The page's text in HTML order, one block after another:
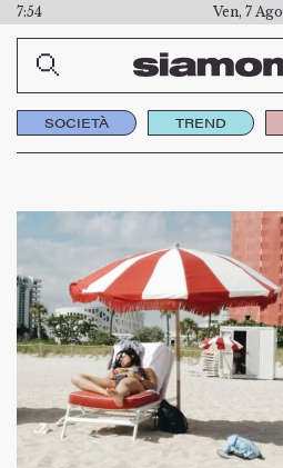
7:54 Ven, 7 Ago
SOCIETÀ TREND